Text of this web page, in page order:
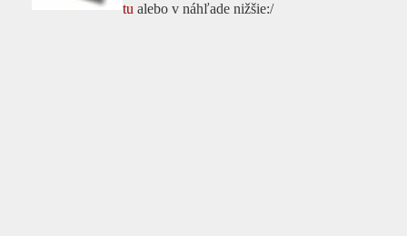
tu alebo v náhľade nižšie:/